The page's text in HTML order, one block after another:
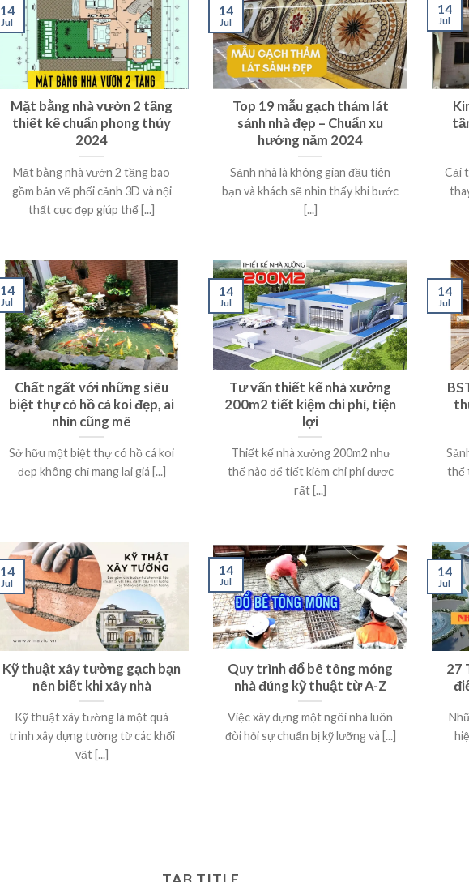
Mặt bằng nhà vườn 2 tầng
thiết kế chuẩn phong thủy
2024
Mặt bằng nhà vườn 2 tầng bao
gồm bản vẽ phối cảnh 3D và nội
thất cực đẹp giúp thể [...]
14
Jul
Top 19 mẫu gạch thảm lát
sảnh nhà đẹp – Chuẩn xu
hướng năm 2024
Sảnh nhà là không gian đầu tiên
bạn và khách sẽ nhìn thấy khi bước
[...]
14
Jul
Cải
14
Jul
Chất ngất với những siêu
biệt thự có hồ cá koi đẹp, ai
nhìn cũng mê
Sở hữu một biệt thự có hồ cá koi
đẹp không chỉ mang lại giá [...]
14
Jul
Tư vấn thiết kế nhà xưởng
200m2 tiết kiệm chi phí, tiện
lợi
Thiết kế nhà xưởng 200m2 như
thế nào để tiết kiệm chi phí được
rất [...]
14
Jul
thể
14
Jul
Kỹ thuật xây tường gạch bạn
nên biết khi xây nhà
Kỹ thuật xây tường là một quá
trình xây dựng tường từ các khối
vật [...]
14
Jul
Quy trình đổ bê tông móng
nhà đúng kỹ thuật từ A-Z
Việc xây dựng một ngôi nhà luôn
đòi hỏi sự chuẩn bị kỹ lưỡng và [...]
14
Jul
27
14
Jul